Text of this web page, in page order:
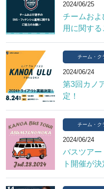
2024/06/25
チームお
用に関す
チーム・ク
2024/06/24
第3回カノ
定！
チーム・ク
2024/06/24
バスツア
ト開催が